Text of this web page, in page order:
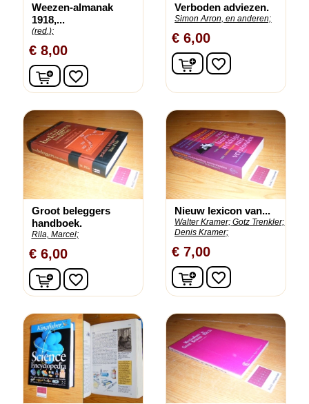
Weezen-almanak
1918,...
(red.);
€ 8,00
In winkelwagen
favorite_border
Verboden adviezen.
Simon Arron, en anderen;
€ 6,00
In winkelwagen
favorite_border
Groot beleggers
handboek.
Rila, Marcel;
€ 6,00
In winkelwagen
favorite_border
Nieuw lexicon van...
Walter Kramer; Gotz Trenkler;
Denis Kramer;
€ 7,00
In winkelwagen
favorite_border